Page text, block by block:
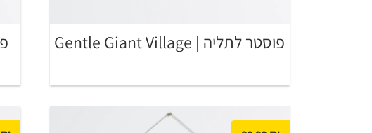
פוסטר לתליה | Gentle Giant Village